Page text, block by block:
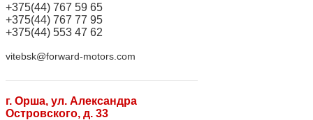
+375(44) 767 59 65
+375(44) 767 77 95
+375(44) 553 47 62
vitebsk@forward-motors.com
г. Орша, ул. Александра
Островского, д. 33